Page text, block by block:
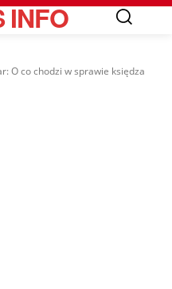
INFO
O co chodzi w sprawie księdza